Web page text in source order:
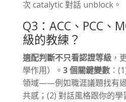
次 catalytic 對話 unblock。
Q3：ACC、PCC、
級的教練？
適配判斷不只看認證等級，
學作用）。 3 個關鍵變數：
領域——例如職涯議題找有
共感；(2) 對話風格跟你的